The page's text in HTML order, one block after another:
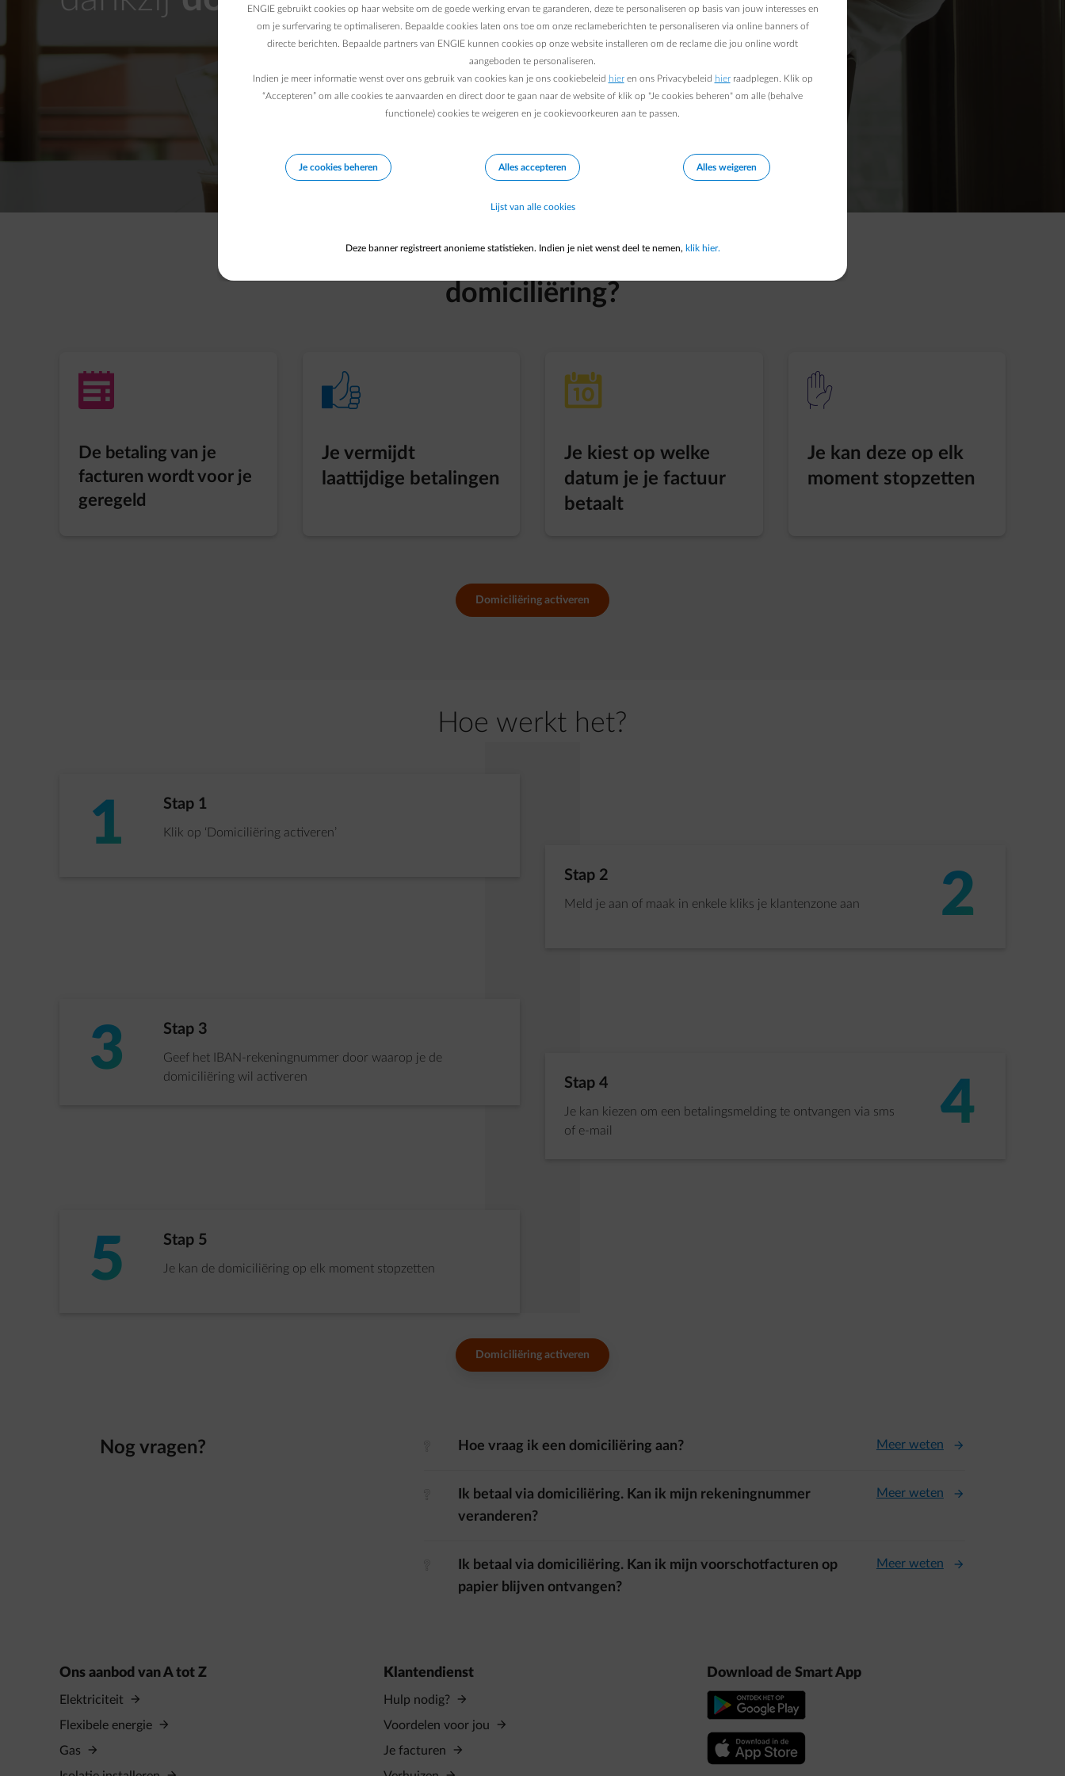
Waarom kiezen voor
domiciliëring?
impulse-invoice
De betaling van je
facturen wordt voor je
geregeld
impulse-thumbs-up
Je vermijdt
laattijdige betalingen
calendar-date
Je kiest op welke
datum je je factuur
betaalt
element-hand-stop
Je kan deze op elk
moment stopzetten
Domiciliëring activeren
Hoe werkt het?
1 Stap 1 van 5:
Stap 1
Klik op ‘Domiciliëring activeren’
2
Stap 2 van 5:
Stap 2
Meld je aan of maak in enkele kliks je klantenzone aan
3 Stap 3 van 5:
Stap 3
Geef het IBAN-rekeningnummer door waarop je de
domiciliëring wil activeren
4
Stap 4 van 5:
Stap 4
Je kan kiezen om een betalingsmelding te ontvangen via sms
of e-mail
5 Stap 5 van 5:
Stap 5
Je kan de domiciliëring op elk moment stopzetten
Domiciliëring activeren
Nog vragen? Hoe vraag ik een domiciliëring aan? Meer weten
Ik betaal via domiciliëring. Kan ik mijn rekeningnummer
veranderen?
Meer weten
Ik betaal via domiciliëring. Kan ik mijn voorschotfacturen op
papier blijven ontvangen?
Meer weten
Ons aanbod van A tot Z
Elektriciteit
Flexibele energie
Gas
Klantendienst
Hulp nodig?
Voordelen voor jou
Je facturen
Download de Smart App
ENGIE gebruikt cookies op haar website om de goede werking ervan te garanderen, deze te personaliseren op basis van jouw interesses en
om je surfervaring te optimaliseren. Bepaalde cookies laten ons toe om onze reclameberichten te personaliseren via online banners of
directe berichten. Bepaalde partners van ENGIE kunnen cookies op onze website installeren om de reclame die jou online wordt
aangeboden te personaliseren.
Indien je meer informatie wenst over ons gebruik van cookies kan je ons cookiebeleid hieren ons Privacybeleid hierraadplegen. Klik op
“Accepteren” om alle cookies te aanvaarden en direct door te gaan naar de website of klik op "Je cookies beheren" om alle (behalve
functionele) cookies te weigeren en je cookievoorkeuren aan te passen.
Je cookies beheren Alles accepteren Alles weigeren
Lijst van alle cookies
Deze banner registreert anonieme statistieken. Indien je niet wenst deel te nemen, klik hier.